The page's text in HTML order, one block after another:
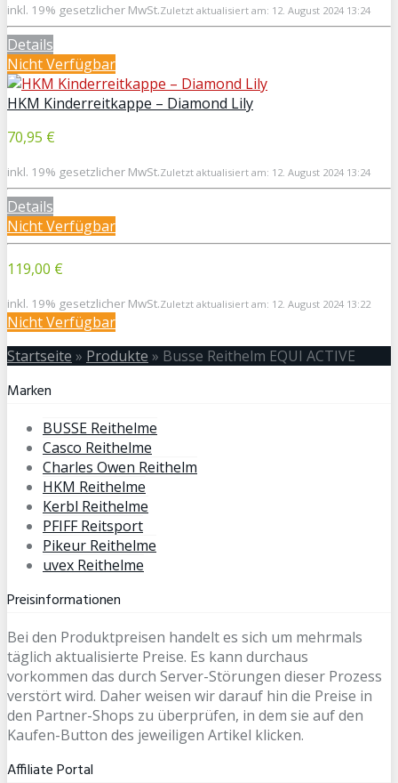
inkl. 19% gesetzlicher MwSt.Zuletzt aktualisiert am: 12. August 2024 13:24
Details
Nicht Verfügbar
HKM Kinderreitkappe – Diamond Lily
70,95 €
inkl. 19% gesetzlicher MwSt.Zuletzt aktualisiert am: 12. August 2024 13:24
Details
Nicht Verfügbar
119,00 €
inkl. 19% gesetzlicher MwSt.Zuletzt aktualisiert am: 12. August 2024 13:22
Nicht Verfügbar
Startseite » Produkte » Busse Reithelm EQUI ACTIVE
Marken
BUSSE Reithelme
Casco Reithelme
Charles Owen Reithelm
HKM Reithelme
Kerbl Reithelme
PFIFF Reitsport
Pikeur Reithelme
uvex Reithelme
Preisinformationen
Bei den Produktpreisen handelt es sich um mehrmals
täglich aktualisierte Preise. Es kann durchaus
vorkommen das durch Server-Störungen dieser Prozess
verstört wird. Daher weisen wir darauf hin die Preise in
den Partner-Shops zu überprüfen, in dem sie auf den
Kaufen-Button des jeweiligen Artikel klicken.
Affiliate Portal